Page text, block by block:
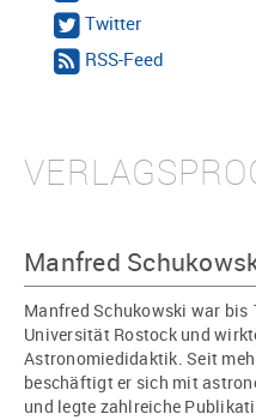
Twitter
RSS-Feed
Manfred
Manfred Schukowski war bis
Universität Rostock und
Astronomiedidaktik. Seit
beschäftigt er sich mit
und legte zahlreiche